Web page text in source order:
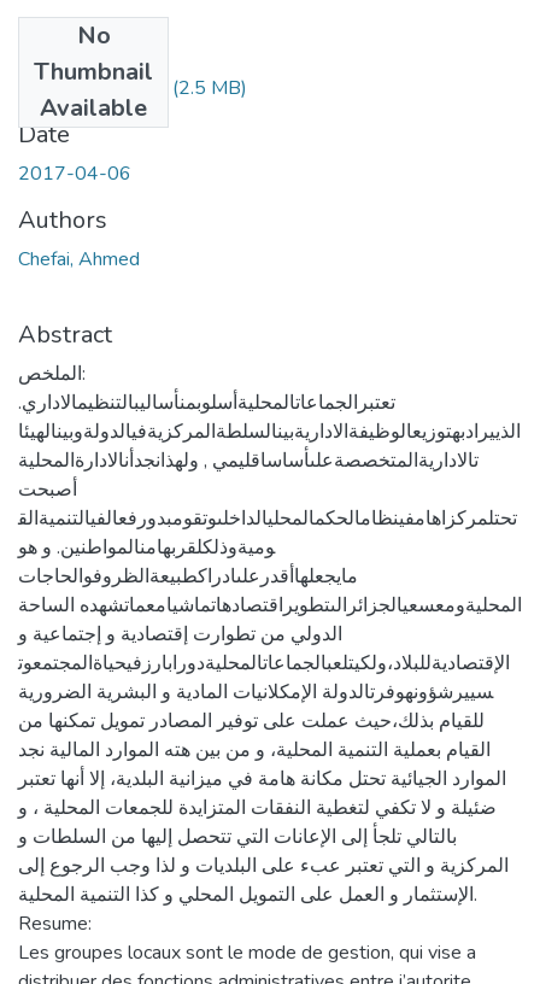
No
Thumbnail
Available
Chefai Ahmed.pdf (2.5 MB)
Date
2017-04-06
Authors
Chefai, Ahmed
Abstract
الملخص:
تعتبرالجماعاتالمحليةأسلوبمنأساليبالتنظيمالاداري.
الذييرادبهتوزيعالوظيفةالاداريةبينالسلطةالمركزيةفيالدولةوبينالهيئا
تالاداريةالمتخصصةعلىأساساقليمي , ولهذانجدأنالادارةالمحلية
أصبحت
تحتلمركزاهامفينظامالحكمالمحليالداخلىوتقومبدورفعالفيالتنميةالق
وميةوذلكلقربهامنالمواطنين. و هو
مايجعلهاأقدرعلىادراكطبيعةالظروفوالحاجات
المحليةومعسعيالجزائرالىتطويراقتصادهاتماشيامعماتشهده الساحة
الدولي من تطوارت إقتصادية و إجتماعية و
الإقتصاديةللبلاد،ولكيتلعبالجماعاتالمحليةدورابارزفيحياةالمجتمعوت
سييرشؤونهوفرتالدولة الإمكلانيات المادية و البشرية الضرورية
للقيام بذلك،حيث عملت على توفير المصادر تمويل تمكنها من
القيام بعملية التنمية المحلية، و من بين هته الموارد المالية نجد
الموارد الجيائية تحتل مكانة هامة في ميزانية البلدية، إلا أنها تعتبر
ضئيلة و لا تكفي لتغطية النفقات المتزايدة للجمعات المحلية ، و
بالتالي تلجأ إلى الإعانات التي تتحصل إليها من السلطات و
المركزية و التي تعتبر عبء على البلديات و لذا وجب الرجوع إلى
الإستثمار و العمل على التمويل المحلي و كذا التنمية المحلية.
Resume:
Les groupes locaux sont le mode de gestion, qui vise a